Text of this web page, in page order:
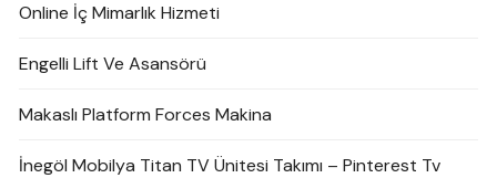
Online İç Mimarlık Hizmeti
Engelli Lift Ve Asansörü
Makaslı Platform Forces Makina
İnegöl Mobilya Titan TV Ünitesi Takımı – Pinterest Tv